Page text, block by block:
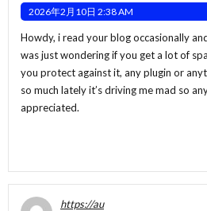
2026年2月10日 2:38 AM
Howdy, i read your blog occasionally
was just wondering if you get a lot of
you protect against it, any plugin or
so much lately it’s driving me mad so
appreciated.
https://au